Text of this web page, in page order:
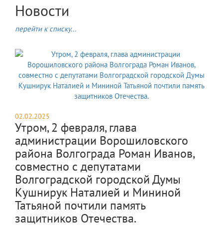
Новости
перейти к списку...
02.02.2025
Утром, 2 февраля, глава
администрации Ворошиловского
района Волгограда Роман Иванов,
совместно с депутатами
Волгоградской городской Думы
Кушнирук Наталией и Мининой
Татьяной почтили память
защитников Отечества.